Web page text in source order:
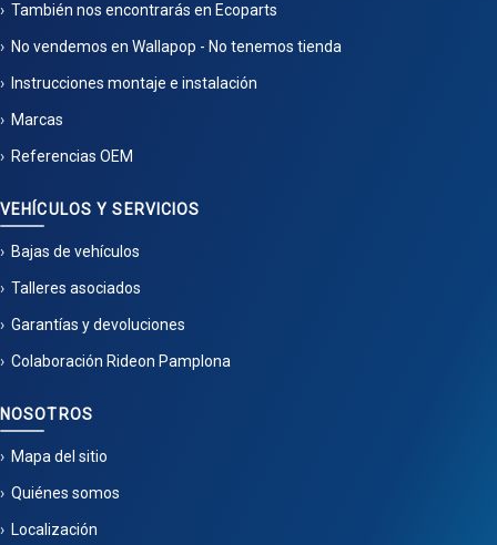
También nos encontrarás en Ecoparts
No vendemos en Wallapop - No tenemos tienda
Instrucciones montaje e instalación
Marcas
Referencias OEM
VEHÍCULOS Y SERVICIOS
Bajas de vehículos
Talleres asociados
Garantías y devoluciones
Colaboración Rideon Pamplona
NOSOTROS
Mapa del sitio
Quiénes somos
Localización